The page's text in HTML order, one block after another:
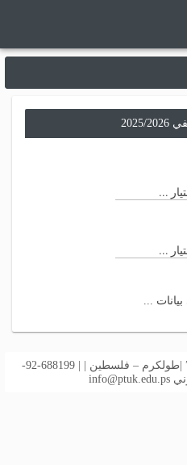
...
...
بيانات ...
جامعة فلسطين التقنية “خضوري” |طولكرم – فلسطين | | 688199-92-
info@ptuk.edu.ps